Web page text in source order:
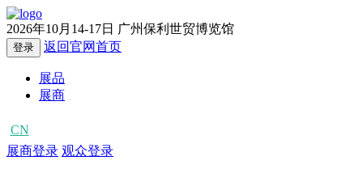
2026年10月14-17日 广州保利世贸博览馆
登录 返回官网首页
展品
展商
CN
展商登录 观众登录